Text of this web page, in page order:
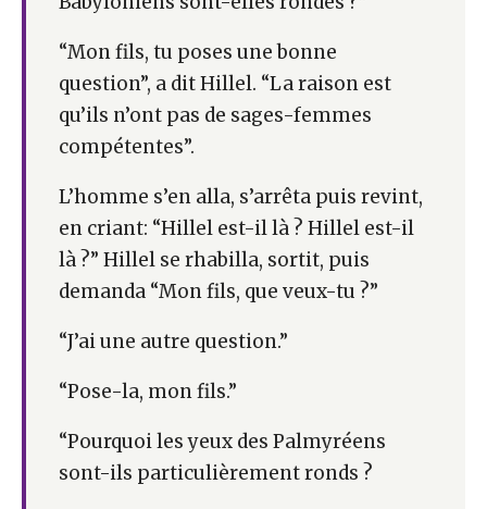
“Mon fils, tu poses une bonne
question”, a dit Hillel. “La raison est
qu’ils n’ont pas de sages-femmes
compétentes”.
L’homme s’en alla, s’arrêta puis revint,
en criant: “Hillel est-il là ? Hillel est-il
là ?” Hillel se rhabilla, sortit, puis
demanda “Mon fils, que veux-tu ?”
“J’ai une autre question.”
“Pose-la, mon fils.”
“Pourquoi les yeux des Palmyréens
sont-ils particulièrement ronds ?